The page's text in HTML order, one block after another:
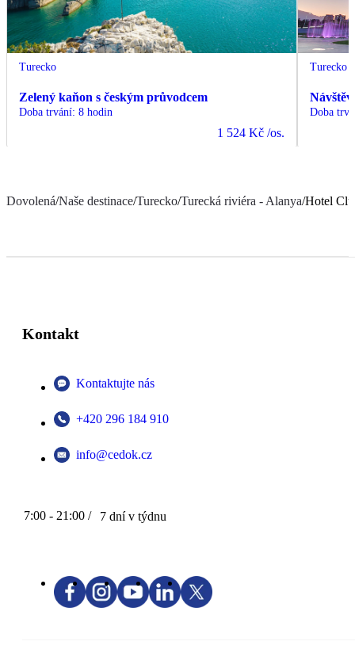
Turecko
Zelený kaňon s českým průvodcem
Doba trvání: 8 hodin
1 524 Kč /os.
Turecko
Doba
Dovolená/Naše destinace/Turecko/Turecká riviéra - Alanya/Hotel
Kontakt
Kontaktujte nás
+420 296 184 910
info@cedok.cz
7:00 - 21:00 / 7 dní v týdnu